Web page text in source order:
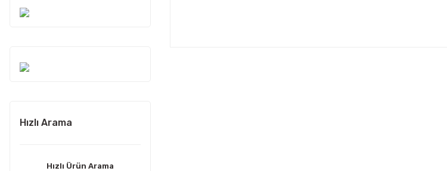
Hızlı Arama
Hızlı Ürün Arama